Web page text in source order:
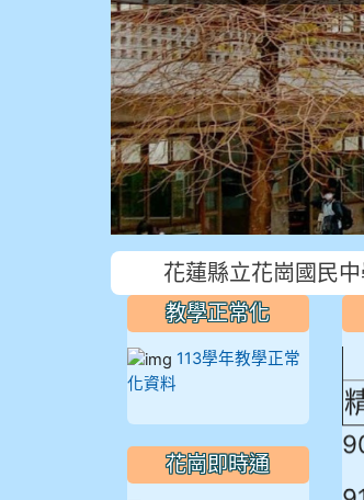
花蓮縣立花崗國民
教學正常化
113學年教學正常
化資料
花崗即時通